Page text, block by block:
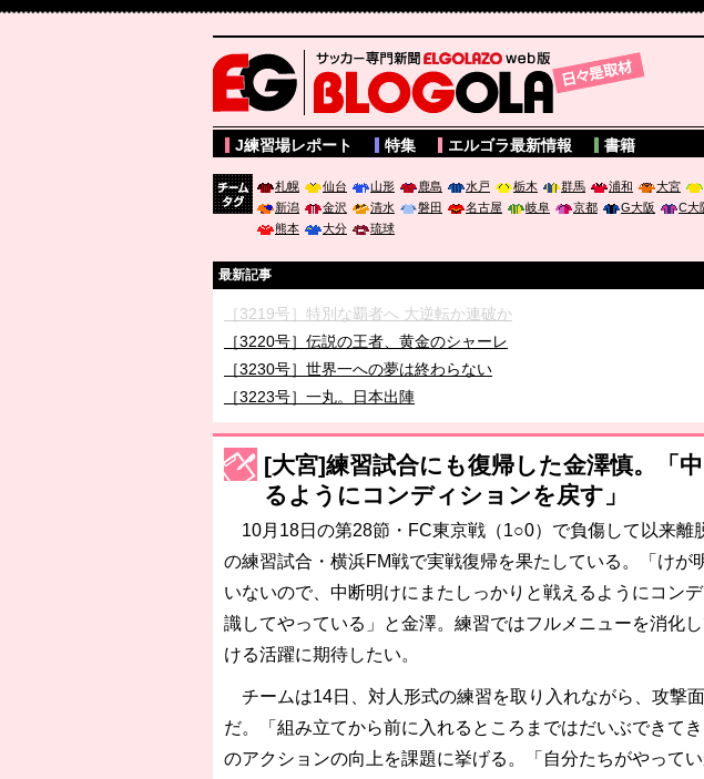
サッカー専門新聞ELGOLAZO web版 BLOGOLA
J練習場レポート 特集 エルゴラ最新情報 書籍
札幌 仙台 山形 鹿島 水戸 栃木 群馬 浦和 大宮
新潟
金沢 清水 磐田 名古屋 岐阜 京都 G大阪 C大
熊本
大分 琉球
最新記事
［3219号］特別な覇者へ 大逆転か連破か
［3220号］伝説の王者、黄金のシャーレ
［3230号］世界一への夢は終わらない
［3223号］一丸。日本出陣
［3222号］史上最大のW杯開幕 注目は「個」
長谷川 アーリアジャスールさんがシンポジウム「気候変動から命
[大宮]練習試合にも復帰した金澤慎。「
るようにコンディションを戻す」
10月18日の第28節・FC東京戦（1○0）で負傷して以来離
の練習試合・横浜FM戦で実戦復帰を果たしている。「けが
いないので、中断明けにまたしっかりと戦えるようにコン
識してやっている」と金澤。練習ではフルメニューを消化
ける活躍に期待したい。
チームは14日、対人形式の練習を取り入れながら、攻撃
だ。「組み立てから前に入れるところまではだいぶできて
のアクションの向上を課題に挙げる。「自分たちがやって